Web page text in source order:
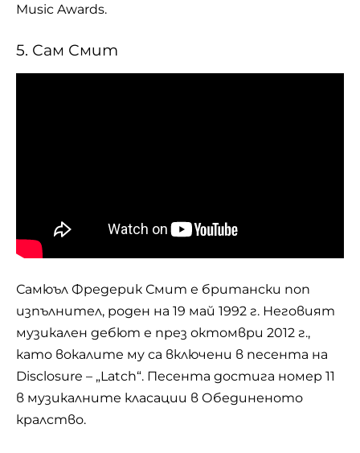
Music Awards.
5. Сам Смит
Самюъл Фредерик Смит е британски поп
изпълнител, роден на 19 май 1992 г. Неговият
музикален дебют е през октомври 2012 г.,
като вокалите му са включени в песента на
Disclosure – „Latch“. Песента достига номер 11
в музикалните класации в Обединеното
кралство.